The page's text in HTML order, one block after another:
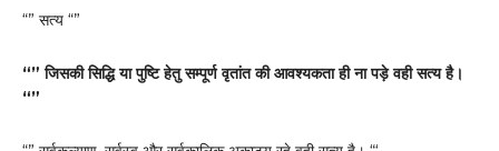
“” सत्य “”
“” जिसकी सिद्धि या पुष्टि हेतु सम्पूर्ण वृतांत की आवश्यकता ही ना पड़े वही सत्य है।
“”